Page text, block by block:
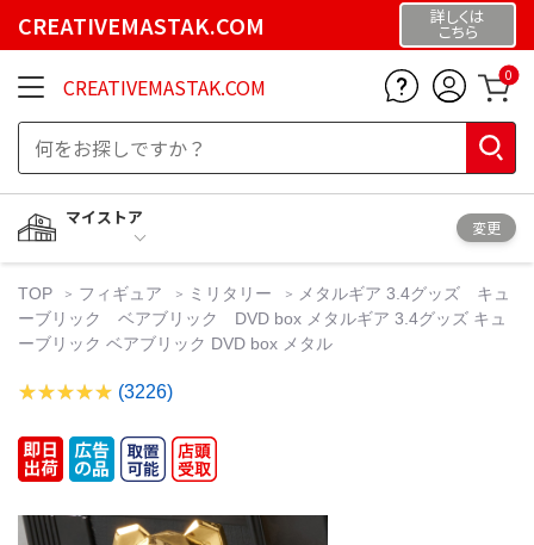
CREATIVEMASTAK.COM 詳しくは
こちら
CREATIVEMASTAK.COM 0
マイストア
変更
TOP フィギュア ミリタリー
メタルギア 3.4グッズ キュ
ーブリック ベアブリック DVD box メタルギア 3.4グッズ キュ
ーブリック ベアブリック DVD box メタル
(3226)